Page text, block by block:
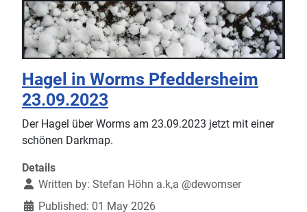
Hagel in Worms Pfeddersheim
23.09.2023
Der Hagel über Worms am 23.09.2023 jetzt mit einer
schönen Darkmap.
Details
Written by: Stefan Höhn a.k,a @dewomser
Published: 01 May 2026